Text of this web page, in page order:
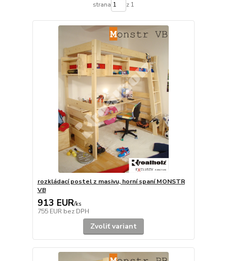
strana z 1
rozkládací postel z masivu, horní spaní MONSTR
VB
913 EUR/ks
755 EUR bez DPH
Zvoliť variant